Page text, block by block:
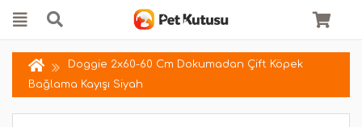
Doggie 2x60-60 Cm Dokumadan Çift Köpek
Bağlama Kayışı Siyah